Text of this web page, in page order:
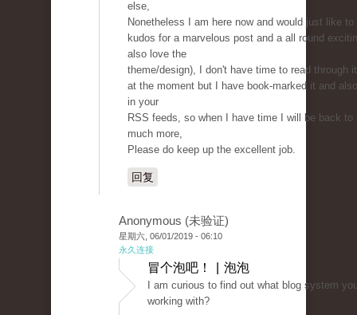
else,
Nonetheless I am here now and would just like to
kudos for a marvelous post and a all round
also love the
theme/design), I don't have time to read through
at the moment but I have book-marked it and
in your
RSS feeds, so when I have time I will be back to
much more,
Please do keep up the excellent job.
回复
Anonymous (未验证)
星期六, 06/01/2019 - 06:10
永久连接
冒个泡吧！ | 泡泡
I am curious to find out what blog system
working with?